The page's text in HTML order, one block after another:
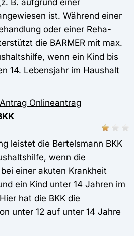
ist. Während einer
oder einer Reha-
die BARMER mit max.
wenn ein Kind bis
14. Lebensjahr im Haushalt
Antrag Onlineantrag
leistet die Bertelsmann BKK
wenn die
einer akuten Krankheit
ein Kind unter 14 Jahren im
hat die BKK die
unter 12 auf unter 14 Jahre